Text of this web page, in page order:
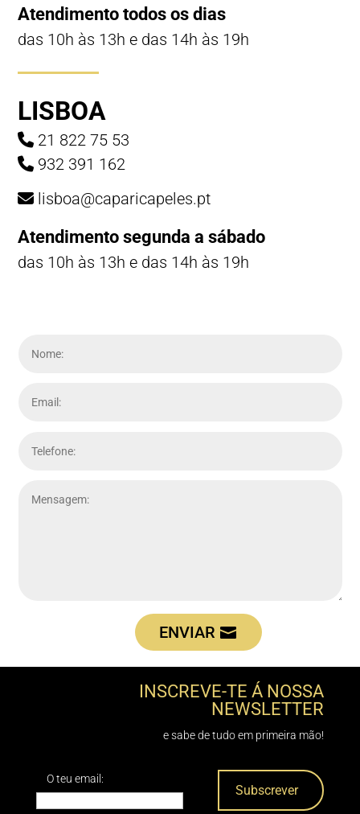
Atendimento todos os dias
das 10h às 13h e das 14h às 19h
LISBOA
21 822 75 53
932 391 162
lisboa@caparicapeles.pt
Atendimento segunda a sábado
das 10h às 13h e das 14h às 19h
ENVIAR
INSCREVE-TE Á NOSSA
NEWSLETTER
e sabe de tudo em primeira mão!
O teu email: